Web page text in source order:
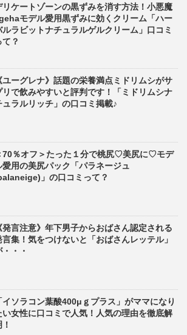
リケートゾーンの黒ずみを消す方法！小悪魔
モデル愛用黒ずみに効くクリーム「ハー
ルラビットナチュラルゲルクリーム」口コミ
て？
ユーグレナ》話題の栄養満点ミドリムシがサ
リで飲みやすいと評判です！「ミドリムシナ
ュラルリッチ」の口コミ掲載♪
70％オフ＞たった１分で桃尻♡美尻に♡モデ
愛用の美尻パック「パラネージュ
」の口コミって？
発言注意》年下男子からおばさん認定される
言集！気をつけないと「おばさんレッテル」
・・・
イソラコン葉酸400μｇプラス」がママになり
い女性に口コミで人気！人気の理由を徹底解